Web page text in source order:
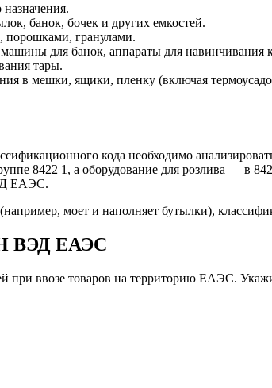
банок, бочек и других емкостей.
гранулами.
для банок, аппараты для навинчивания
тары.
в мешки, ящики, пленку (включая
кода необходимо
8422 1, а оборудование для розлива — в
ЕАЭС.
моет и наполняет бутылки),
ВЭД ЕАЭС
при ввозе товаров на территорию ЕАЭС.